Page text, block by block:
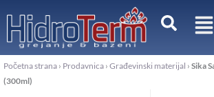
sadržaj
Početna strana › Prodavnica › Građevinski materijal › Sika
(300ml)